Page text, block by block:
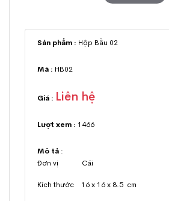
Sản phẩm : Hộp Bầu 02
Mã : HB02
Giá : Liên hệ
Lượt xem : 1466
Mô tả :
Đơn vị Cái
Kích thước 16 x 16 x 8.5 cm